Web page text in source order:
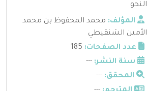
النحو
المؤلف: محمد المحفوظ بن محمد
الأمين الشنقيطي
عدد الصفحات:
سنة النشر: ---
المحقق: ---